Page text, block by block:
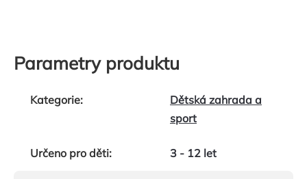
Parametry produktu
Kategorie:
Dětská zahrada a
sport
Určeno pro děti: 3 - 12 let